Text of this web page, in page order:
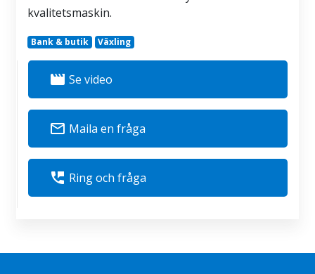
kvalitetsmaskin.
Bank & butik Växling
movie Se video
mail_outline Maila en fråga
perm_phone_msg Ring och fråga